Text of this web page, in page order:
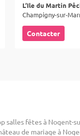
L’Ile du Martin
Contacter
salles fêtes à Nogent-
de mariage à